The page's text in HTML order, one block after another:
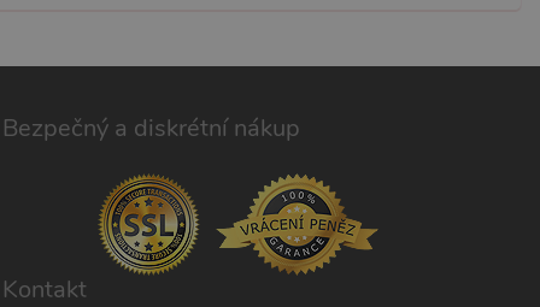
Bezpečný a diskrétní nákup
Kontakt